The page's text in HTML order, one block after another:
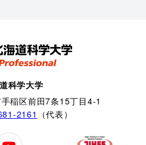
科学大学
稲区前田7条15丁目4-1
2161 （代表）